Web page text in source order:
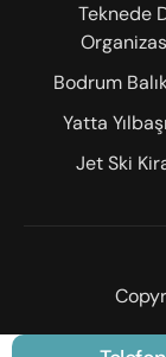
Teknede
Bodrum
Yatta
Jet Ski